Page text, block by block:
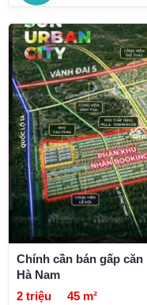
Chính cần bán gấp
Hà Nam
2 triệu
45 m²